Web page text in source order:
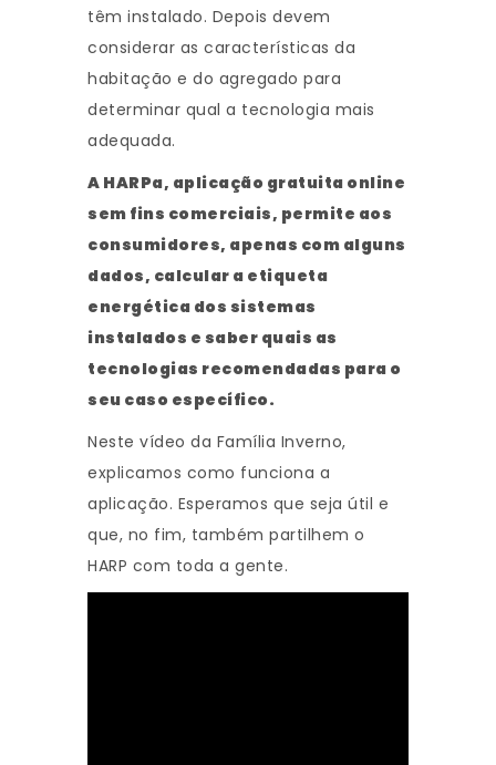
têm instalado. Depois devem
considerar as características da
habitação e do agregado para
determinar qual a tecnologia mais
adequada.
A HARPa, aplicação gratuita online
sem fins comerciais, permite aos
consumidores, apenas com alguns
dados, calcular a etiqueta
energética dos sistemas
instalados e saber quais as
tecnologias recomendadas para o
seu caso específico.
Neste vídeo da Família Inverno,
explicamos como funciona a
aplicação. Esperamos que seja útil e
que, no fim, também partilhem o
HARP com toda a gente.